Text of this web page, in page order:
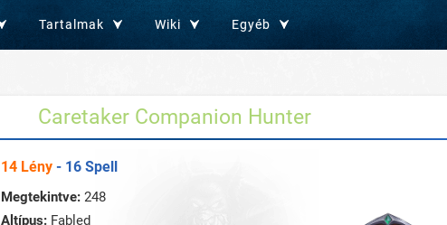
Tartalmak Wiki Egyéb
Caretaker Companion Hunter
14 Lény - 16 Spell
Megtekintve:248
Altípus: Fabled